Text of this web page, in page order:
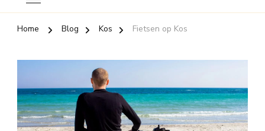
Home Blog Kos Fietsen op Kos